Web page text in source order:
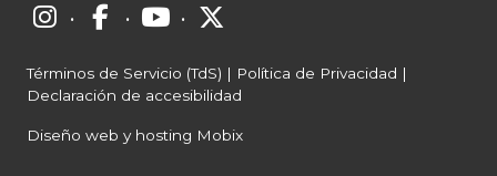
· · ·
Términos de Servicio (TdS) | Política de Privacidad |
Declaración de accesibilidad
Diseño web y hosting Mobix